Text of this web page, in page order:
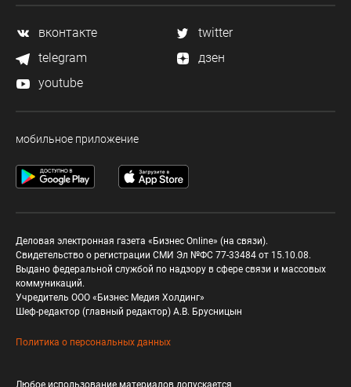
вконтакте
twitter
telegram
дзен
youtube
мобильное приложение
Деловая электронная газета «Бизнес Online» (на связи).
Свидетельство о регистрации СМИ Эл №ФС 77-33484 от 15.10.08.
Выдано федеральной службой по надзору в сфере связи и массовых
коммуникаций.
Учредитель ООО «Бизнес Медия Холдинг»
Шеф-редактор (главный редактор) А.В. Брусницын
Политика о персональных данных
Любое использование материалов допускается